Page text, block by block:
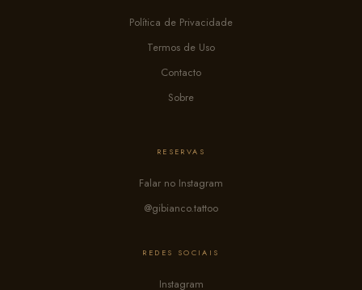
Política de Privacidade
Termos de Uso
Contacto
Sobre
RESERVAS
Falar no Instagram
@gibianco.tattoo
REDES SOCIAIS
Instagram